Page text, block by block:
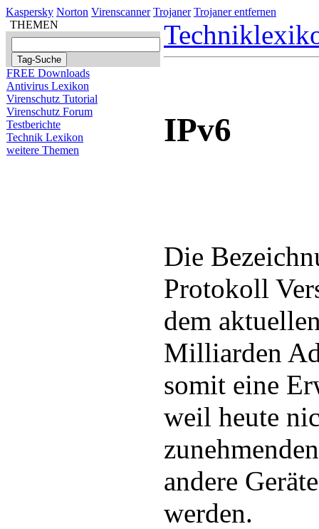
Kaspersky Norton Virenscanner Trojaner Trojaner entfernen
THEMEN
FREE Downloads
Antivirus Lexikon
Virenschutz Tutorial
Virenschutz Forum
Testberichte
Technik Lexikon
weitere Themen
IPv6
Die
Protokoll
dem
Milliarden
somit eine
weil heute
andere
werden.